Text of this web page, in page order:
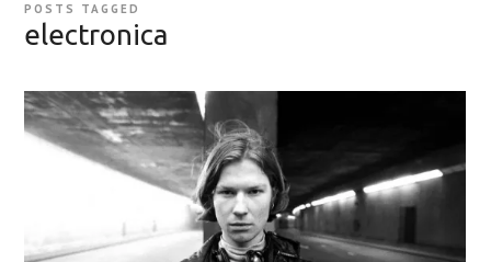
POSTS TAGGED
electronica